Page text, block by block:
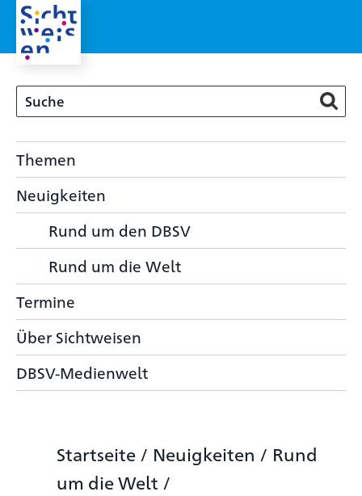
Themen
Neuigkeiten
Rund um den DBSV
Rund um die Welt
Termine
Über Sichtweisen
DBSV-Medienwelt
Startseite / Neuigkeiten / Rund
um die Welt /